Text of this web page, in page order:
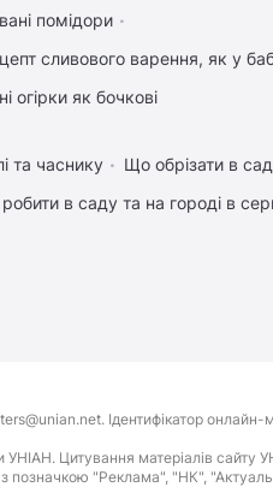
помідори
сливового варення, як у
огірки як бочкові
та часнику
Що обрізати в
в саду та на городі в
Ідентифікатор онлайн-
Цитування матеріалів сайту
позначкою "Реклама", "НК",